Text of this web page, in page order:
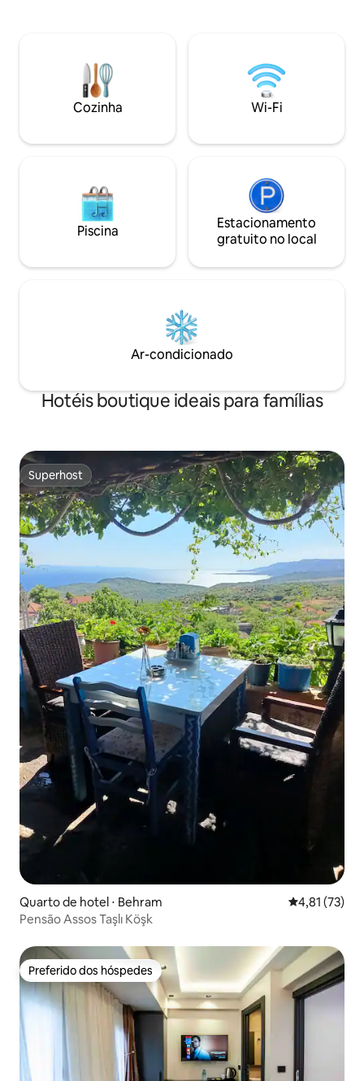
reflete um conceito semelhante a um
museu, com detalhes de pedra
restaurados e inspiração no patrimônio
cultural, perto de vales e áreas de balão.
na Capadócia.
servido no
magnífico nascer
podem desfrutar
ar quente que se
Cozinha Wi-Fi
Piscina
Estacionamento
gratuito no local
Ar-condicionado
Hotéis boutique ideais para famílias
Superhost
Superhost
Quarto de hotel ⋅ Behram 4,81 de uma
4,81 (73)
Pensão Assos Taşlı Köşk
Preferido dos hóspedes
Preferido dos hóspedes